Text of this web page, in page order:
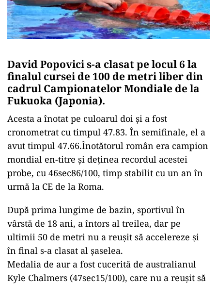
David Popovici s-a clasat pe locul 6 la
finalul cursei de 100 de metri liber din
cadrul Campionatelor Mondiale de la
Fukuoka (Japonia).
Acesta a înotat pe culoarul doi și a fost
cronometrat cu timpul 47.83. În semifinale, el a
avut timpul 47.66.Înotătorul român era campion
mondial en-titre și deținea recordul acestei
probe, cu 46sec86/100, timp stabilit cu un an în
urmă la CE de la Roma.
După prima lungime de bazin, sportivul în
vârstă de 18 ani, a întors al treilea, dar pe
ultimii 50 de metri nu a reuşit să accelereze şi
în final s-a clasat al şaselea.
Medalia de aur a fost cucerită de australianul
Kyle Chalmers (47sec15/100), care nu a reușit să